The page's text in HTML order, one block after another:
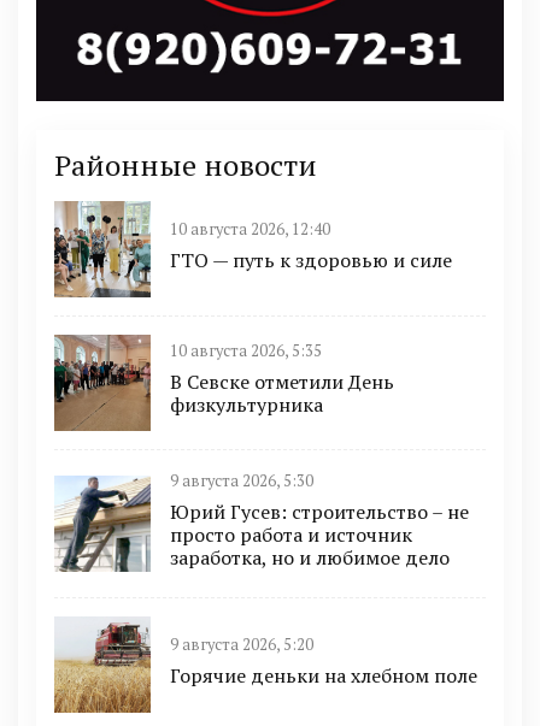
Районные новости
10 августа 2026, 12:40
ГТО — путь к здоровью и силе
10 августа 2026, 5:35
В Севске отметили День
физкультурника
9 августа 2026, 5:30
Юрий Гусев: строительство – не
просто работа и источник
заработка, но и любимое дело
9 августа 2026, 5:20
Горячие деньки на хлебном поле